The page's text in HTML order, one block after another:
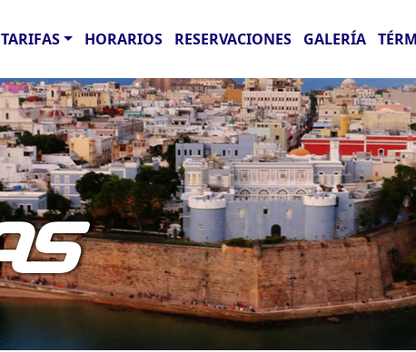
TARIFAS HORARIOS RESERVACIONES GALERÍA